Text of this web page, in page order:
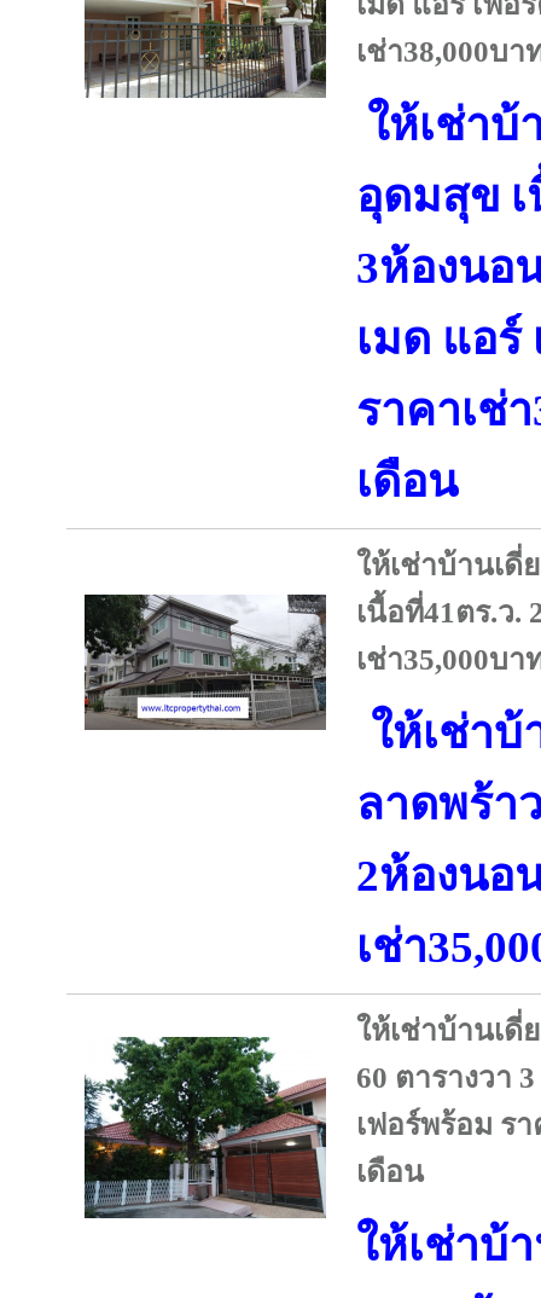
เช่า38,000บ
ให้เช่าบ้
อุดมสุข เ
3ห้องนอ
เมด แอร์
ราคาเช่
เดือน
ให้เช่าบ้านเดี่
เนื้อที่41ตร.ว.
เช่า35,000บ
ให้เช่าบ้
ลาดพร้า
2ห้องนอ
เช่า
ให้เช่าบ้านเดี่
60 ตารางวา
เฟอร์พร้อม ร
เดือน
ให้เช่าบ้